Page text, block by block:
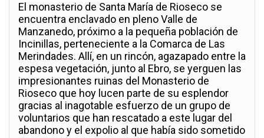
El monasterio de Santa María de Rioseco se
encuentra enclavado en pleno Valle de
Manzanedo, próximo a la pequeña población de
Incinillas, perteneciente a la Comarca de Las
Merindades. Allí, en un rincón, agazapado entre la
espesa vegetación, junto al Ebro, se yerguen las
impresionantes ruinas del Monasterio de
Rioseco que hoy lucen parte de su esplendor
gracias al inagotable esfuerzo de un grupo de
voluntarios que han rescatado a este lugar del
abandono y el expolio al que había sido sometido